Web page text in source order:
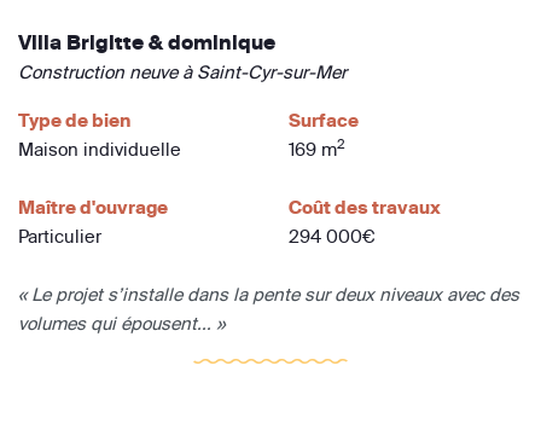
Villa Brigitte & dominique
Construction neuve à Saint-Cyr-sur-Mer
Type de bien
Maison individuelle
Surface
169 m2
Maître d'ouvrage
Particulier
Coût des travaux
294 000€
« Le projet s’installe dans la pente sur deux niveaux avec des
volumes qui épousent... »